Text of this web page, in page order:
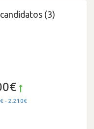
(3)
- 2.210€